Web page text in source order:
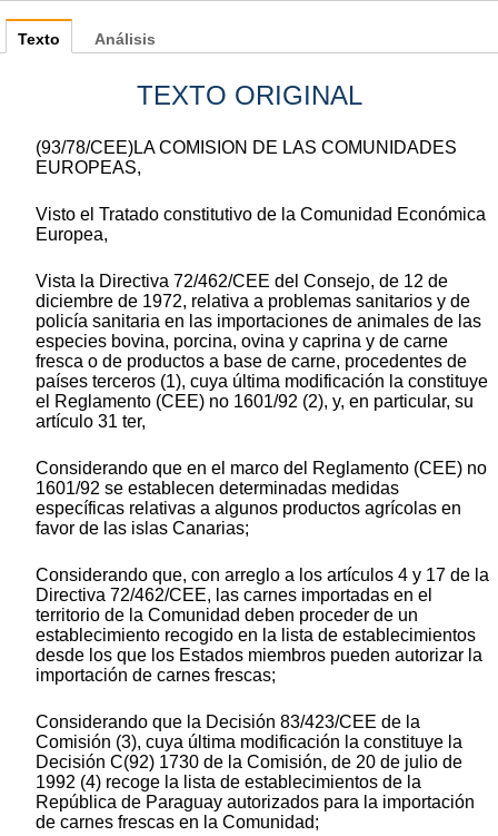
Texto
TEXTO ORIGINAL
(93/78/CEE)LA COMISION DE LAS COMUNIDADES
EUROPEAS,
Visto el Tratado constitutivo de la Comunidad Económica
Europea,
Vista la Directiva 72/462/CEE del Consejo, de 12 de
diciembre de 1972, relativa a problemas sanitarios y de
policía sanitaria en las importaciones de animales de las
especies bovina, porcina, ovina y caprina y de carne
fresca o de productos a base de carne, procedentes de
países terceros (1), cuya última modificación la constituye
el Reglamento (CEE) no 1601/92 (2), y, en particular, su
artículo 31 ter,
Considerando que en el marco del Reglamento (CEE) no
1601/92 se establecen determinadas medidas
específicas relativas a algunos productos agrícolas en
favor de las islas Canarias;
Considerando que, con arreglo a los artículos 4 y 17 de la
Directiva 72/462/CEE, las carnes importadas en el
territorio de la Comunidad deben proceder de un
establecimiento recogido en la lista de establecimientos
desde los que los Estados miembros pueden autorizar la
importación de carnes frescas;
Considerando que la Decisión 83/423/CEE de la
Comisión (3), cuya última modificación la constituye la
Decisión C(92) 1730 de la Comisión, de 20 de julio de
1992 (4) recoge la lista de establecimientos de la
República de Paraguay autorizados para la importación
de carnes frescas en la Comunidad;
Análisis